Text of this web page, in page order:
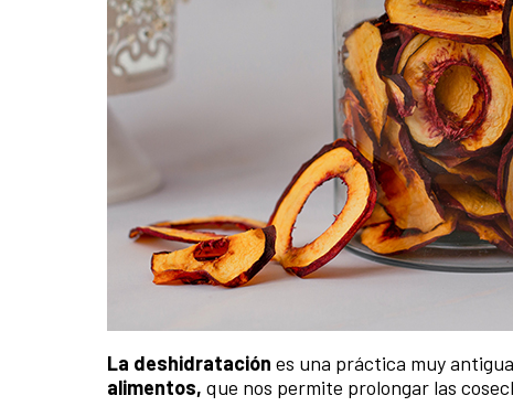
La deshidratación es una práctica muy
alimentos, que nos permite prolongar las